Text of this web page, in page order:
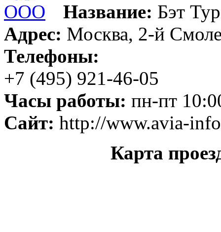
Название: Бэт
Адрес: Москва, 2-й
Телефоны:
+7 (495) 921-46-05
Часы работы: пн-пт
Сайт: http://www.avia-
Карта